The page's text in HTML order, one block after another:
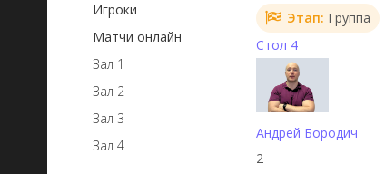
Этап: Группа
Стол 4
Андрей Бородич
2
Игроки
Матчи онлайн
Зал 1
Зал 2
Зал 3
Зал 4